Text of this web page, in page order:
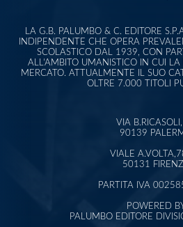
LA G.B. PALUMBO & C. EDITORE
INDIPENDENTE CHE OPERA
SCOLASTICO DAL 1939, CON
ALL'AMBITO UMANISTICO IN CUI LA
MERCATO. ATTUALMENTE IL SUO
OLTRE 7.000 TITOLI
VIA
90139
VIALE
50131
PARTITA IVA
POWERED
PALUMBO EDITORE